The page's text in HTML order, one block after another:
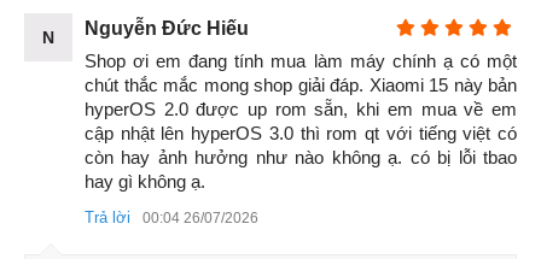
Màn hình Xiaomi 15 có đẹp không? – Rất đẹp và mượt mà,
nhờ công nghệ LTPO tiết kiệm điện và cho trải nghiệm vuốt
chạm mượt hơn iPhone 15. Kính Shatterproof chống xước,
chống vỡ, tăng độ bền vượt trội.
N
Nguyễn Đức Hiếu
Shop ơi em đang tính mua làm máy chính ạ có một
chút thắc mắc mong shop giải đáp. Xiaomi 15 này bản
hyperOS 2.0 được up rom sẵn, khi em mua về em
cập nhật lên hyperOS 3.0 thì rom qt với tiếng việt có
còn hay ảnh hưởng như nào không ạ. có bị lỗi tbao
hay gì không ạ.
Trả lời 00:04 26/07/2026